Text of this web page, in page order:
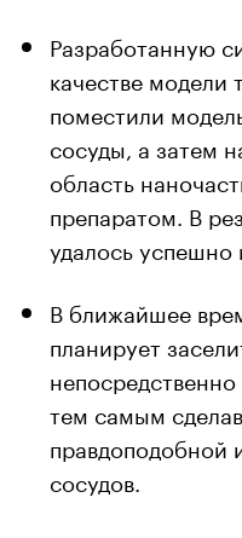
Разработанную
качестве
поместили
сосуды, а затем
область
препаратом. В
удалось успешно
В ближайшее
планирует
тем самым
правдоподобной
сосудов.